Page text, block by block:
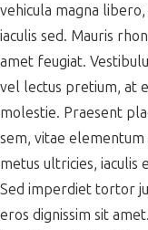
vehicula magna
iaculis sed. Mauris
amet feugiat.
vel lectus pretium, at
molestie. Praesent
sem, vitae elementum
metus ultricies, iaculis
Sed imperdiet tortor
eros dignissim sit